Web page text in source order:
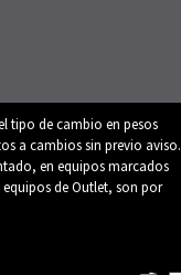
tipo de cambio en pesos
a cambios sin previo aviso.
en equipos marcados
de Outlet, son por